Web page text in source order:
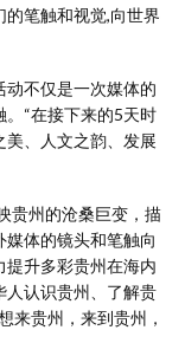
笔触和视觉,向世界
不仅是一次媒体的
“在接下来的5天时
美、人文之韵、发展
贵州的沧桑巨变，描
体的镜头和笔触向
升多彩贵州在海内
人认识贵州、了解贵
来贵州，来到贵州，